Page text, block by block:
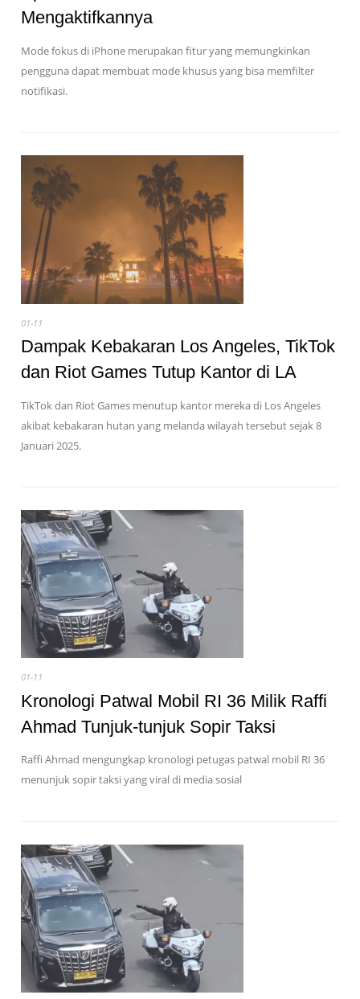
Mengaktifkannya
Mode fokus di iPhone merupakan fitur yang memungkinkan
pengguna dapat membuat mode khusus yang bisa memfilter
notifikasi.
01-11
Dampak Kebakaran Los Angeles, TikTok
dan Riot Games Tutup Kantor di LA
TikTok dan Riot Games menutup kantor mereka di Los Angeles
akibat kebakaran hutan yang melanda wilayah tersebut sejak 8
Januari 2025.
01-11
Kronologi Patwal Mobil RI 36 Milik Raffi
Ahmad Tunjuk-tunjuk Sopir Taksi
Raffi Ahmad mengungkap kronologi petugas patwal mobil RI 36
menunjuk sopir taksi yang viral di media sosial